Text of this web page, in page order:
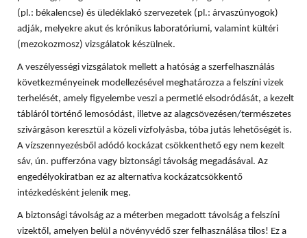
(pl.: békalencse) és üledéklakó szervezetek (pl.: árvaszúnyogok)
adják, melyekre akut és krónikus laboratóriumi, valamint kültéri
(mezokozmosz) vizsgálatok készülnek.
A veszélyességi vizsgálatok mellett a hatóság a szerfelhasználás
következményeinek modellezésével meghatározza a felszíni vizek
terhelését, amely figyelembe veszi a permetlé elsodródását, a kezelt
tábláról történő lemosódást, illetve az alagcsövezésen/természetes
szivárgáson keresztül a közeli vízfolyásba, tóba jutás lehetőségét is.
A vízszennyezésből adódó kockázat csökkenthető egy nem kezelt
sáv, ún. pufferzóna vagy biztonsági távolság megadásával. Az
engedélyokiratban ez az alternatíva kockázatcsökkentő
intézkedésként jelenik meg.
A biztonsági távolság az a méterben megadott távolság a felszíni
vizektől, amelyen belül a növényvédő szer felhasználása tilos! Ez a